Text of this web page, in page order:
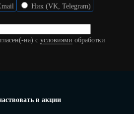
Ник (VK, Telegram)
на) с условиями обработки
в акции